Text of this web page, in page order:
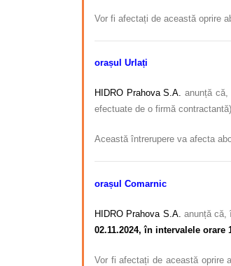
Vor fi afectați de această oprire
orașul Urlați
HIDRO Prahova S.A. anunță că,
efectuate de o firmă
Această întrerupere va afecta
orașul Comarnic
HIDRO Prahova S.A. anunță că,
02.11.2024, în intervalele orare
Vor fi afectați de această oprire